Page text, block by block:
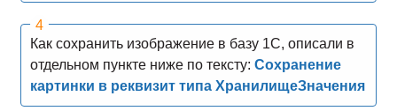
Как сохранить изображение в базу 1С, описали в
отдельном пункте ниже по тексту: Сохранение
картинки в реквизит типа ХранилищеЗначения